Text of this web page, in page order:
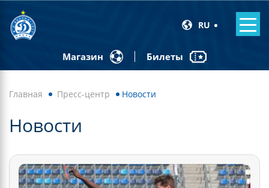
RU
Магазин Билеты
Главная Пресс-центр Новости
Новости